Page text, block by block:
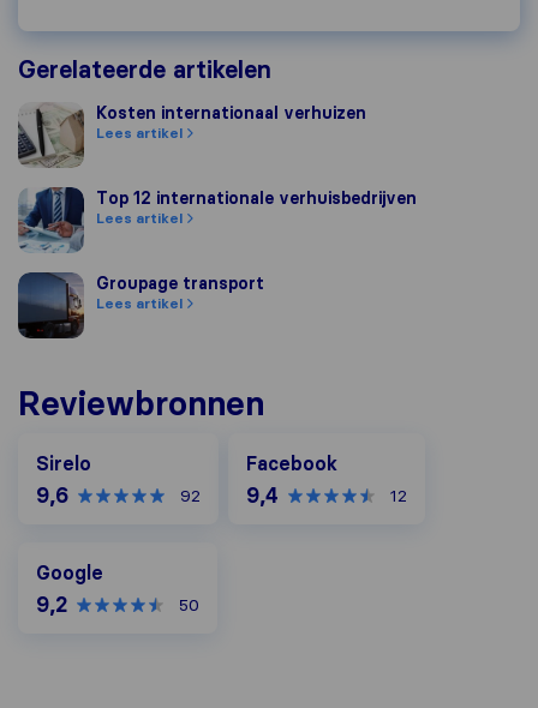
Gerelateerde artikelen
Kosten internationaal verhuizen
Kosten internationaal verhuizen
Lees artikel
Top 12 internationale verhuisbedrijven
Top 12 internationale verhuisbedrijven
Lees artikel
Groupage transport
Groupage transport
Lees artikel
Reviewbronnen
Sirelo
9,6 92
Facebook
9,4 12
Google
9,2 50